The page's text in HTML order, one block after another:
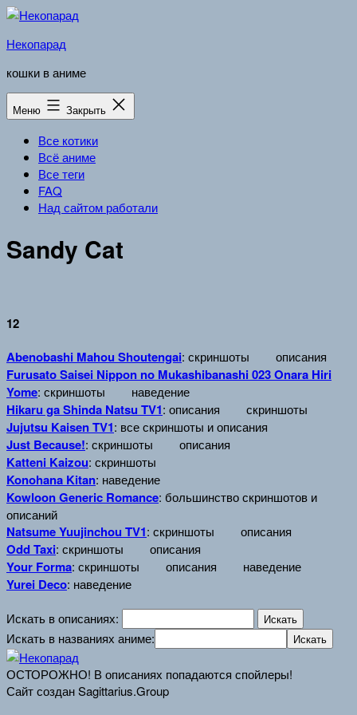
Перейти
содержимому
Некопарад
кошки в аниме
Меню Закрыть
Все котики
Всё аниме
Все теги
FAQ
Над сайтом работали
Sandy Cat
12
Abenobashi Mahou Shoutengai: скриншоты описания
Furusato Saisei Nippon no Mukashibanashi 023 Onara Hiri
Yome: скриншоты наведение
Hikaru ga Shinda Natsu TV1: описания скриншоты
Jujutsu Kaisen TV1: все скриншоты и описания
Just Because!: скриншоты описания
Katteni Kaizou: скриншоты
Konohana Kitan: наведение
Kowloon Generic Romance: большинство скриншотов и
описаний
Natsume Yuujinchou TV1: скриншоты описания
Odd Taxi: скриншоты описания
Your Forma: скриншоты описания наведение
Yurei Deco: наведение
Искать в описаниях:
Искать в названиях аниме:
ОСТОРОЖНО! В описаниях попадаются спойлеры!
Сайт создан Sagittarius.Group